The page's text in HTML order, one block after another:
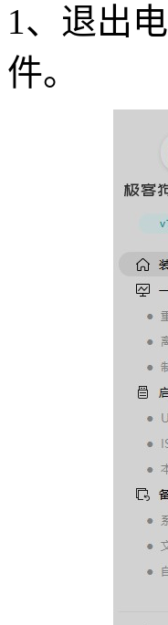
1 、退出
件。